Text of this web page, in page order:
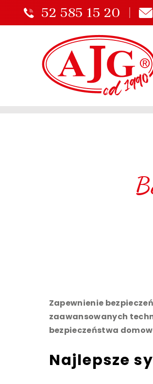
52 585 15 20
Zapewnienie
zaawansowanych
bezpieczeństwa
Najlepsze